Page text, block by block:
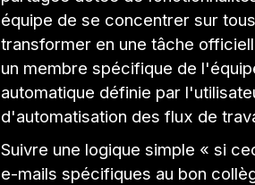
équipe de se concentrer sur
transformer en une tâche
un membre spécifique de
automatique définie par
d'automatisation des flux de
Suivre une logique simple « si
e-mails spécifiques au bon